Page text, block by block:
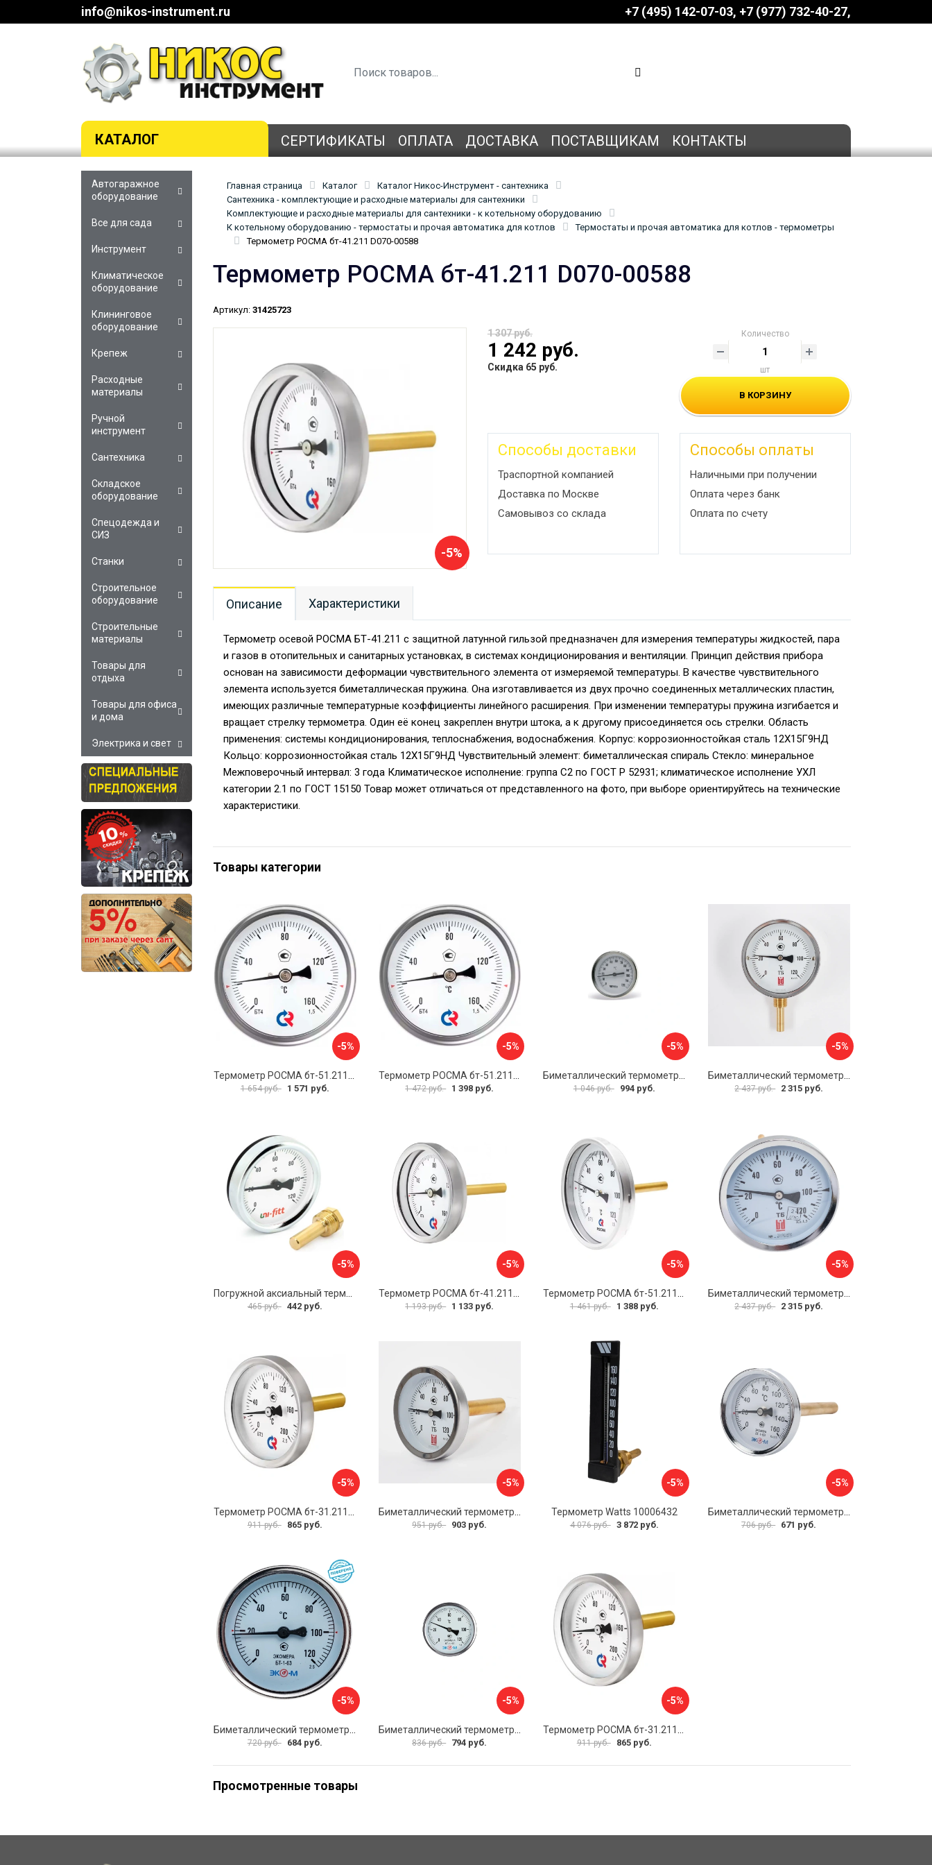
info@nikos-instrument.ru +7 (495) 142-07-03 ‎‎+7 (977) 732-40-27
КАТАЛОГ СЕРТИФИКАТЫ ОПЛАТА ДОСТАВКА ПОСТАВЩИКАМ КОНТАКТЫ
Главная страница Каталог
Каталог Никос-Инструмент - сантехника
Сантехника - комплектующие и расходные материалы для сантехники
Комплектующие и расходные материалы для сантехники - к котельному оборудованию
К котельному оборудованию - термостаты и прочая автоматика для котлов
Термостаты и прочая автоматика для котлов - термометры
Термометр РОСМА бт-41.211 D070-00588
Термометр РОСМА бт-41.211 D070-00588
Артикул: 31425723
-5%
1 307 руб.
1 242 руб.
Скидка 65 руб.
Количество
шт
В КОРЗИНУ
Способы доставки
Траспортной компанией
Доставка по Москве
Самовывоз со склада
Способы оплаты
Наличными при получении
Оплата через банк
Оплата по счету
Описание Характеристики
Термометр осевой РОСМА БТ-41.211 с защитной латунной гильзой предназначен для измерения температуры жидкостей, пара
и газов в отопительных и санитарных установках, в системах кондиционирования и вентиляции. Принцип действия прибора
основан на зависимости деформации чувствительного элемента от измеряемой температуры. В качестве чувствительного
элемента используется биметаллическая пружина. Она изготавливается из двух прочно соединенных металлических пластин,
имеющих различные температурные коэффициенты линейного расширения. При изменении температуры пружина изгибается и
вращает стрелку термометра. Один её конец закреплен внутри штока, а к другому присоединяется ось стрелки. Область
применения: системы кондиционирования, теплоснабжения, водоснабжения. Корпус: коррозионностойкая сталь 12Х15Г9НД
Кольцо: коррозионностойкая сталь 12Х15Г9НД Чувствительный элемент: биметаллическая спираль Стекло: минеральное
Межповерочный интервал: 3 года Климатическое исполнение: группа C2 по ГОСТ Р 52931; климатическое исполнение УХЛ
категории 2.1 по ГОСТ 15150 Товар может отличаться от представленного на фото, при выборе ориентируйтесь на технические
характеристики.
Товары категории
-5%
1 654 руб. 1 571 руб.
-5%
1 472 руб. 1 398 руб.
-5%
1 046 руб. 994 руб.
-5%
2 437 руб. 2 315 руб.
-5%
Погружной аксиальный термометр Uni-Fitt 321D4232
465 руб. 442 руб.
-5%
Термометр РОСМА бт-41.211 D070-00936
1 193 руб. 1 133 руб.
-5%
Термометр РОСМА бт-51.211 D070-00940
1 461 руб. 1 388 руб.
-5%
Биметаллический термометр BD ТБ 100Т/150 1161001014
2 437 руб. 2 315 руб.
-5%
911 руб. 865 руб.
-5%
951 руб. 903 руб.
-5%
Термометр Watts 10006432
4 076 руб. 3 872 руб.
-5%
706 руб. 671 руб.
-5%
720 руб. 684 руб.
-5%
836 руб. 794 руб.
-5%
911 руб. 865 руб.
Просмотренные товары
Автогаражное
оборудование
Все для сада
Инструмент
Климатическое
оборудование
Клининговое
оборудование
Крепеж
Расходные
материалы
Ручной
инструмент
Сантехника
Складское
оборудование
Спецодежда и
СИЗ
Станки
Строительное
оборудование
Строительные
материалы
Товары для
отдыха
Товары для офиса
и дома
Электрика и свет